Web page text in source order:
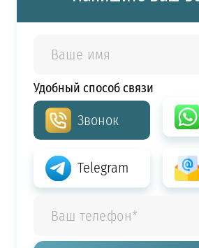
Удобный способ связи
Звонок
Telegram